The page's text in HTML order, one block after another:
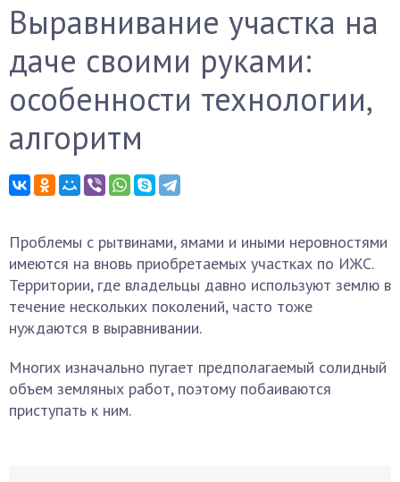
Выравнивание участка на
даче своими руками:
особенности технологии,
алгоритм
Проблемы с рытвинами, ямами и иными неровностями
имеются на вновь приобретаемых участках по ИЖС.
Территории, где владельцы давно используют землю в
течение нескольких поколений, часто тоже
нуждаются в выравнивании.
Многих изначально пугает предполагаемый солидный
объем земляных работ, поэтому побаиваются
приступать к ним.